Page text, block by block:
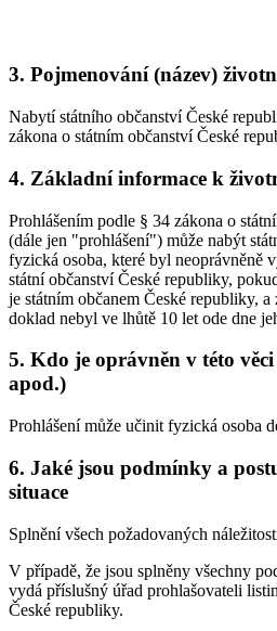
3. Pojmenování (název)
Nabytí státního občanství České
zákona o státním občanství České
4. Základní informace k
Prohlášením podle § 34 zákona o
(dále jen "prohlášení") může nabýt
fyzická osoba, které byl neoprávněně
státní občanství České republiky,
je státním občanem České republiky,
doklad nebyl ve lhůtě 10 let ode dne
5. Kdo je oprávněn v této
apod.)
Prohlášení může učinit fyzická osoba
6. Jaké jsou podmínky a
situace
Splnění všech požadovaných
V případě, že jsou splněny všechny
vydá příslušný úřad prohlašovateli
České republiky.